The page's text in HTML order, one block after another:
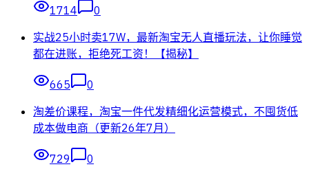
1714
0
实战25小时卖17W，最新淘宝无人直播玩法，让你睡觉
都在进账，拒绝死工资！【揭秘】
665
0
淘差价课程，淘宝一件代发精细化运营模式，不囤货低
成本做电商（更新26年7月）
729
0